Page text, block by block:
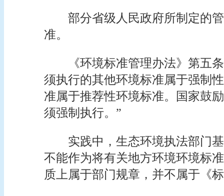
部分省级人民政府所制定的
准。
《环境标准管理办法》第五
须执行的其他环境标准属于强制
准属于推荐性环境标准。国家鼓
须强制执行。”
实践中，生态环境执法部门
不能作为将有关地方环境环境标
质上属于部门规章，并不属于《